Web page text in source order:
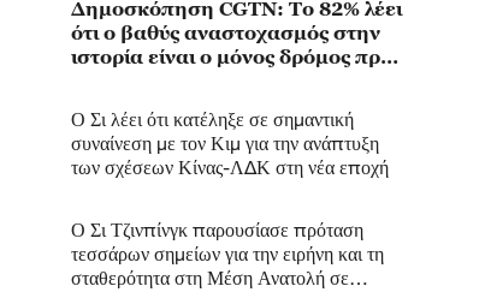
Δημοσκόπηση CGTN: Το 82% λέει
ότι ο βαθύς αναστοχασμός στην
ιστορία είναι ο μόνος δρόμος προς
Ο Σι λέει ότι κατέληξε σε σημαντική
συναίνεση με τον Κιμ για την ανάπτυξη
των σχέσεων Κίνας-ΛΔΚ στη νέα εποχή
Ο Σι Τζινπίνγκ παρουσίασε πρόταση
τεσσάρων σημείων για την ειρήνη και τη
σταθερότητα στη Μέση Ανατολή σε